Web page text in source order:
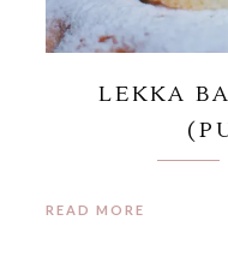
LEKKA
READ MORE